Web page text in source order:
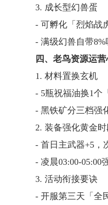
3. 成长型幻兽蛋
- 可孵化「烈焰战
- 满级幻兽自带8%
四、老鸟资源运
1. 材料置换玄机
- 5瓶祝福油换1个
- 黑铁矿分三档强
2. 装备强化黄金
- 首日主武器+5，
- 凌晨03:00-05:00
3. 活动衔接要诀
- 开服第三天「全